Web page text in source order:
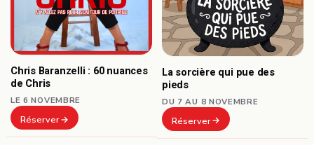
Chris Baranzelli : 60 nuances
de Chris
LE 6 NOVEMBRE
Réserver
La sorcière qui pue des
pieds
DU 7 AU 8 NOVEMBRE
Réserver